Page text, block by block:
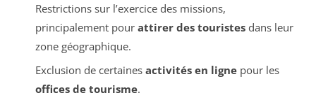
Restrictions sur l’exercice des missions,
principalement pour attirer des touristesdans leur
zone géographique.
Exclusion de certaines activités en lignepour les
offices de tourisme.